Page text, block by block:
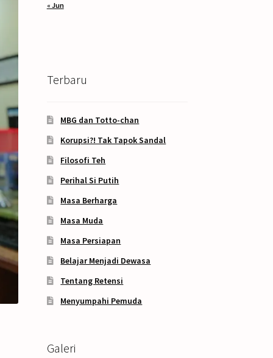
« Jun
Terbaru
MBG dan Totto-chan
Korupsi?! Tak Tapok Sandal
Filosofi Teh
Perihal Si Putih
Masa Berharga
Masa Muda
Masa Persiapan
Belajar Menjadi Dewasa
Tentang Retensi
Menyumpahi Pemuda
Galeri